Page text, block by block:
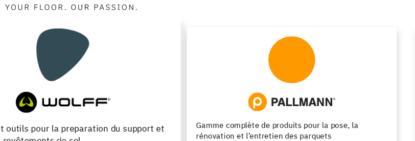
de produits pour la pose, la
Revêtements de sol design en résine